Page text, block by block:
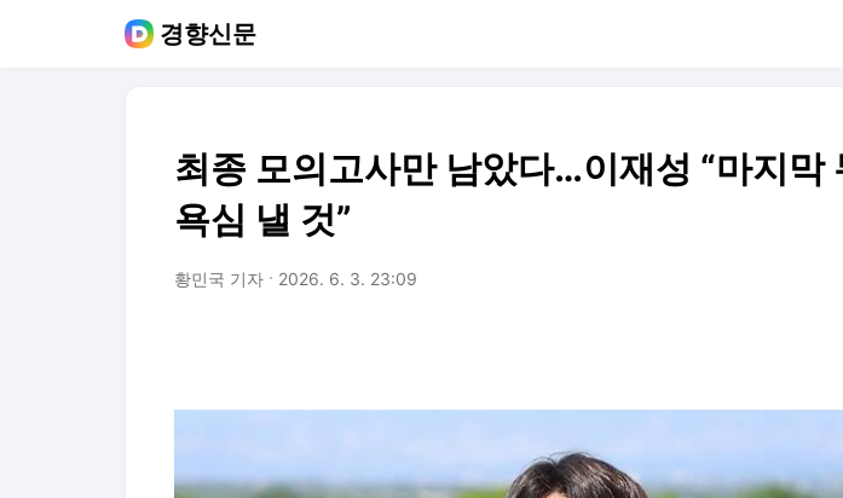
경향신문
최종 모의고사만 남았다…이재성 “마지막
욕심 낼 것”
황민국 기자 2026. 6. 3. 23:09